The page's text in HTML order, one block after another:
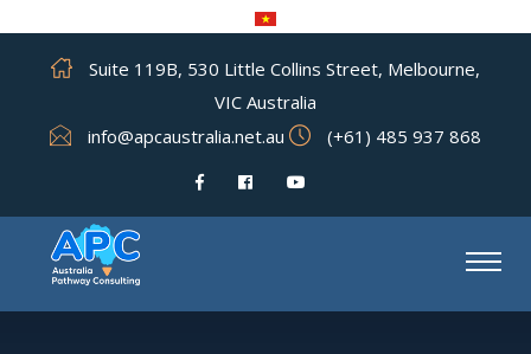
Suite 119B, 530 Little Collins Street, Melbourne,
VIC Australia
info@apcaustralia.net.au
(+61) 485 937 868